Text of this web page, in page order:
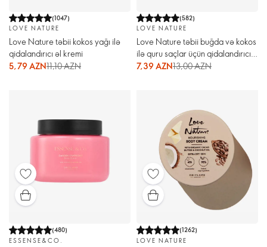
(1047)
LOVE NATURE
Love Nature təbii kokos yağı ilə
qidalandırıcı əl kremi
5,79 AZN11,10 AZN
(582)
LOVE NATURE
Love Nature təbii buğda və kokos
ilə quru saçlar üçün qidalandırıcı
şampun
7,39 AZN13,00 AZN
(480)
ESSENSE&CO.
(1262)
LOVE NATURE